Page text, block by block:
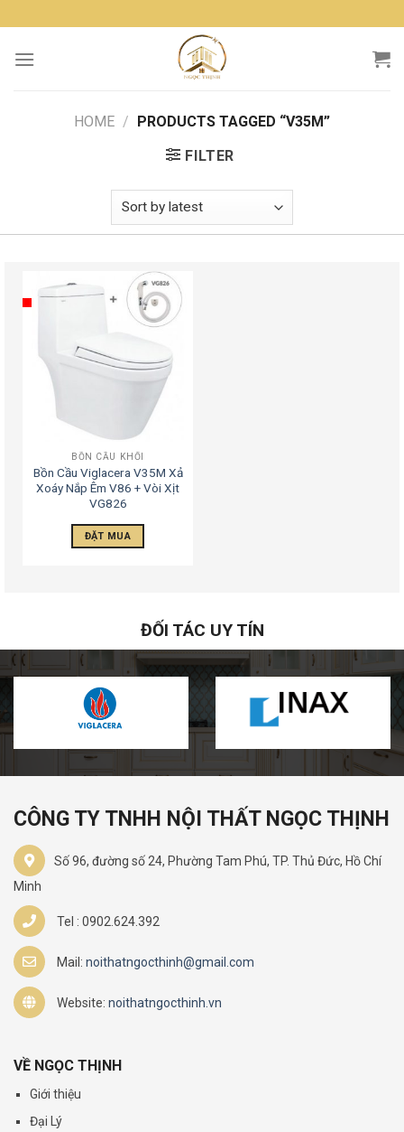
to
content
HOME / PRODUCTS TAGGED “V35M”
FILTER
BỒN CẦU KHỐI
Bồn Cầu Viglacera V35M Xả
Xoáy Nắp Êm V86 + Vòi Xịt
VG826
ĐẶT MUA
ĐỐI TÁC UY TÍN
CÔNG TY TNHH NỘI THẤT NGỌC THỊNH
Số 96, đường số 24, Phường Tam Phú, TP. Thủ Đức, Hồ Chí
Minh
Tel : 0902.624.392
Mail: noithatngocthinh@gmail.com
Website: noithatngocthinh.vn
VỀ NGỌC THỊNH
Giới thiệu
Đại Lý